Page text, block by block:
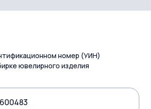
номер (УИН)
ювелирного изделия